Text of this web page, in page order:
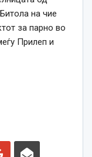
на чие
за парно во
Прилеп и